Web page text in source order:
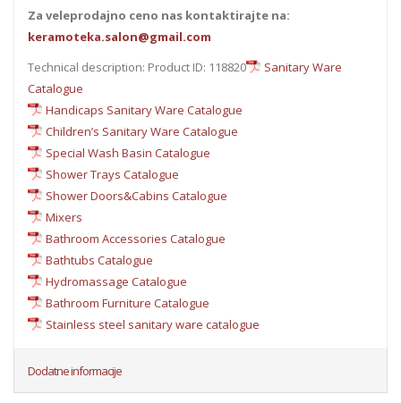
Za veleprodajno ceno nas kontaktirajte na:
keramoteka.salon@gmail.com
Technical description: Product ID: 118820
Sanitary Ware
Catalogue
Handicaps Sanitary Ware Catalogue
Children’s Sanitary Ware Catalogue
Special Wash Basin Catalogue
Shower Trays Catalogue
Shower Doors&Cabins Catalogue
Mixers
Bathroom Accessories Catalogue
Bathtubs Catalogue
Hydromassage Catalogue
Bathroom Furniture Catalogue
Stainless steel sanitary ware catalogue
Dodatne informacije